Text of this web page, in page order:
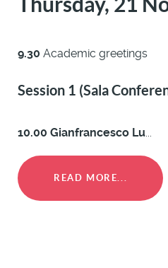
9.30 Academic greetings
Session 1 (Sala
10.00 Gianfrancesco Lu...
READ MORE...